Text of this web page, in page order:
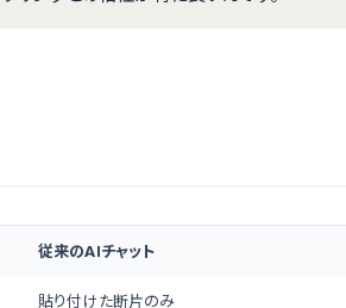
従来のAIチャット
貼り付けた断片のみ